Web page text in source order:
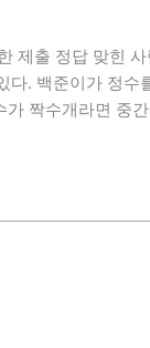
출 정답 맞힌
. 백준이가 정
짝수개라면 중